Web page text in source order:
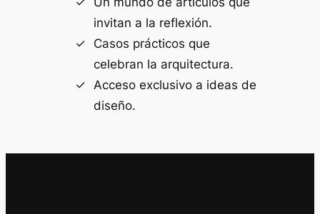
invitan a la reflexión.
Casos prácticos que
celebran la arquitectura.
Acceso exclusivo a ideas de
diseño.